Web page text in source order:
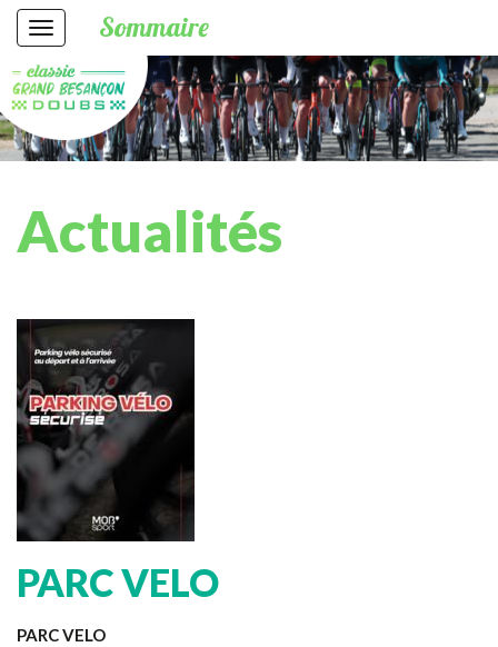
Sommaire
Actualités
PARC VELO
PARC VELO